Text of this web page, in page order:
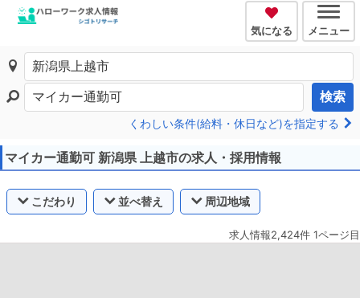
気になる メニュー
検索
くわしい条件(給料・休日など)を指定する
マイカー通勤可 新潟県 上越市の求人・採用情報
こだわり 並べ替え 周辺地域
求人情報2,424件 1ページ目